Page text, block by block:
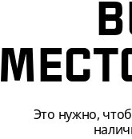
3 009 ₽
Это нужно,